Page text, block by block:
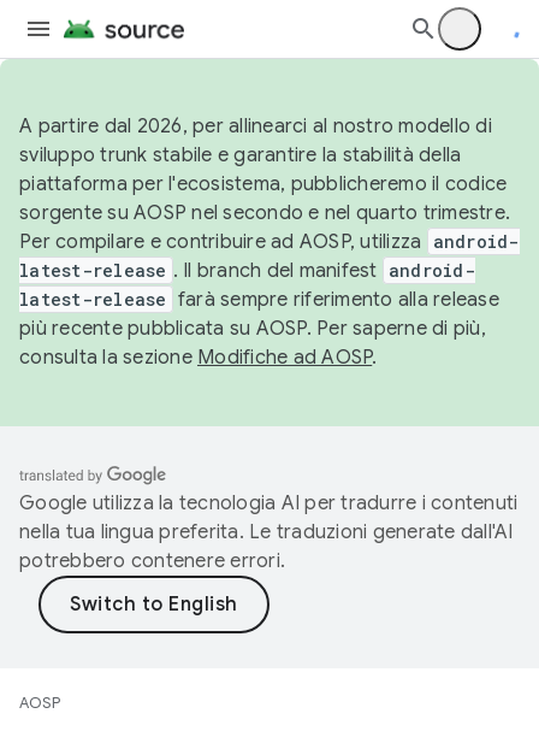
A partire dal 2026, per allinearci al nostro modello di
sviluppo trunk stabile e garantire la stabilità della
piattaforma per l'ecosistema, pubblicheremo il codice
sorgente su AOSP nel secondo e nel quarto trimestre.
Per compilare e contribuire ad AOSP, utilizza
android-
latest-release . Il branch del manifest android-
latest-release farà sempre riferimento alla release
più recente pubblicata su AOSP. Per saperne di più,
consulta la sezione Modifiche ad AOSP.
Google utilizza la tecnologia AI per tradurre i contenuti
nella tua lingua preferita. Le traduzioni generate dall'AI
potrebbero contenere errori.
AOSP